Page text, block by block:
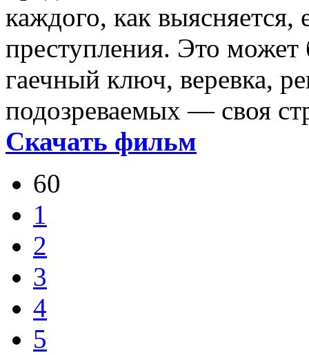
каждого, как выясняется,
преступления. Это может
гаечный ключ, веревка,
подозреваемых — своя
Скачать фильм
60
1
2
3
4
5